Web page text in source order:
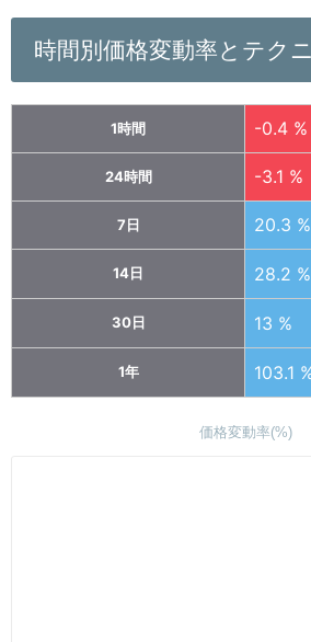
時間別価格変動率とテク
1時間 -0.4 %
24時間 -3.1 %
7日 20.3 %
14日 28.2 %
30日 13 %
1年 103.1
価格変動率(%)